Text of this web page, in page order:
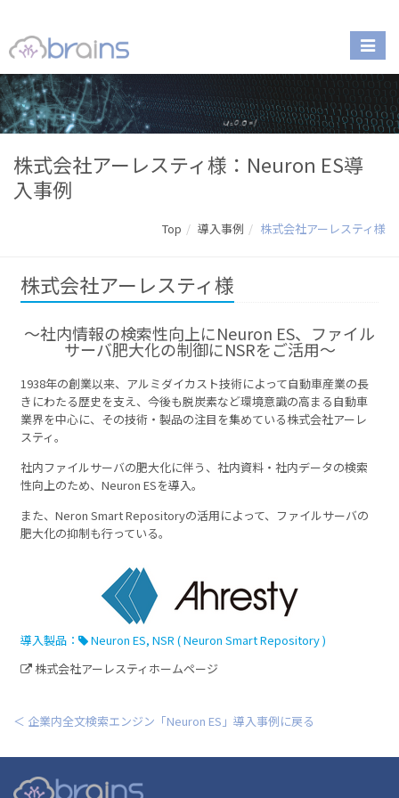
株式会社アーレスティ様：Neuron ES導
入事例
Top 導入事例 株式会社アーレスティ様
株式会社アーレスティ様
〜社内情報の検索性向上にNeuron ES、ファイル
サーバ肥大化の制御にNSRをご活用～
1938年の創業以来、アルミダイカスト技術によって自動車産業の長
きにわたる歴史を支え、今後も脱炭素など環境意識の高まる自動車
業界を中心に、その技術・製品の注目を集めている株式会社アーレ
スティ。
社内ファイルサーバの肥大化に伴う、社内資料・社内データの検索
性向上のため、Neuron ESを導入。
また、Neron Smart Repositoryの活用によって、ファイルサーバの
肥大化の抑制も行っている。
導入製品： Neuron ES,NSR ( Neuron Smart Repository )
株式会社アーレスティホームページ
＜ 企業内全文検索エンジン「Neuron ES」導入事例に戻る